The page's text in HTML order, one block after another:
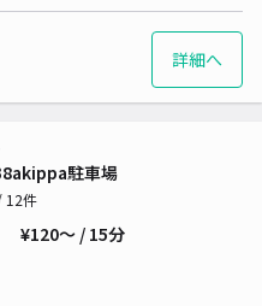
詳細へ
駐車場
件
¥120〜 / 15分